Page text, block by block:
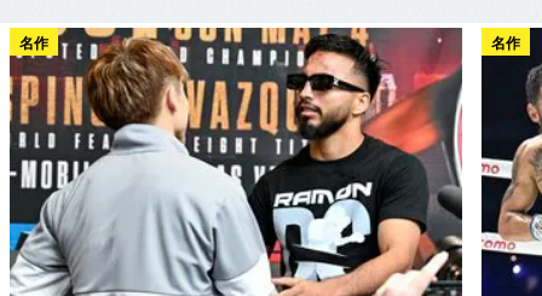
名作 名作